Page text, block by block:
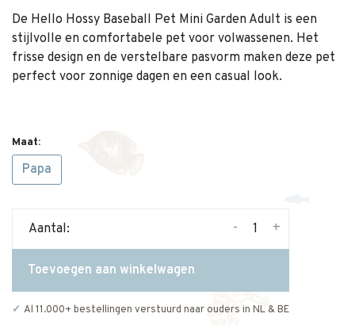
De Hello Hossy Baseball Pet Mini Garden Adult is een
stijlvolle en comfortabele pet voor volwassenen. Het
frisse design en de verstelbare pasvorm maken deze pet
perfect voor zonnige dagen en een casual look.
Maat:
Papa
Aantal: +
-
Toevoegen aan winkelwagen
Al 11.000+ bestellingen verstuurd naar ouders in NL & BE